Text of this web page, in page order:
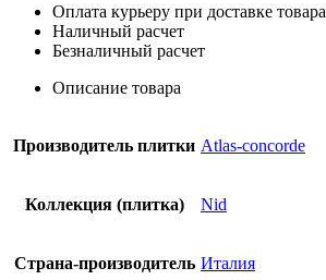
Оплата курьеру при доставке товара
Наличный расчет
Безналичный расчет
Описание товара
Производитель плитки Atlas-concorde
Коллекция (плитка) Nid
Страна-производитель Италия